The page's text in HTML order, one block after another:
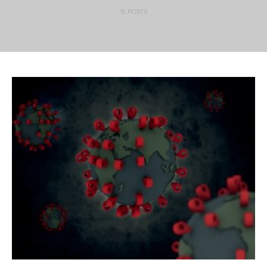
15 POSTS